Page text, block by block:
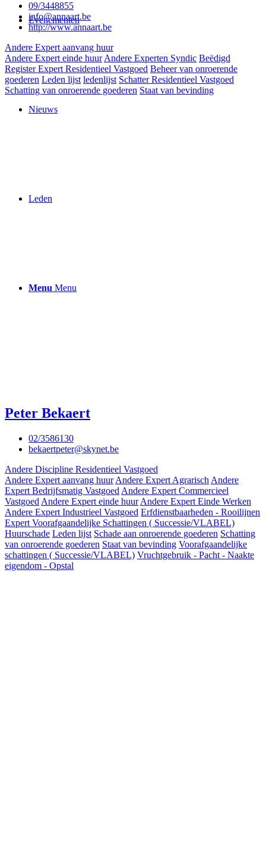
Evenementen
Nieuws
Leden
Menu Menu
09/3448855
info@annaart.be
http://www.annaart.be
Andere Expert aanvang huur
Andere Expert einde huur Andere Experten Syndic Beëdigd
Register Expert Residentieel Vastgoed Beheer van onroerende
goederen Leden lijst ledenlijst Schatter Residentieel Vastgoed
Schatting van onroerende goederen Staat van bevinding
Peter Bekaert
02/3586130
bekaertpeter@skynet.be
Andere Discipline Residentieel Vastgoed
Andere Expert aanvang huur Andere Expert Agrarisch Andere
Expert Bedrijfsmatig Vastgoed Andere Expert Commercieel
Vastgoed Andere Expert einde huur Andere Expert Einde Werken
Andere Expert Industrieel Vastgoed Erfdienstbaarheden - Rooilijnen
Expert Voorafgaandelijke Schattingen ( Successie/VLABEL)
Huurschade Leden lijst Schade aan onroerende goederen Schatting
van onroerende goederen Staat van bevinding Voorafgaandelijke
schattingen ( Successie/VLABEL) Vruchtgebruik - Pacht - Naakte
eigendom - Opstal